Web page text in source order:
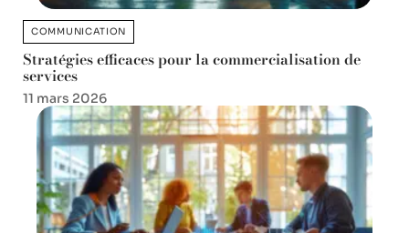
COMMUNICATION
Stratégies efficaces pour la commercialisation de
services
11 mars 2026